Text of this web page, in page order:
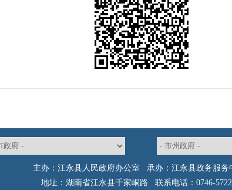
主办：江永县人民政府办公室 承办：江永县政务服
地址：湖南省江永县千家峒路 联系电话：0746-